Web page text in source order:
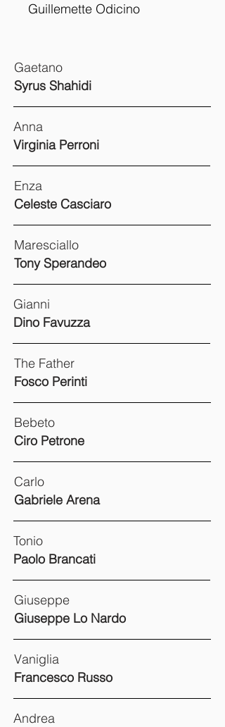
Guillemette Odicino
CAST
Gaetano
Syrus Shahidi
Anna
Virginia Perroni
Enza
Celeste Casciaro
Maresciallo
Tony Sperandeo
Gianni
Dino Favuzza
The Father
Fosco Perinti
Bebeto
Ciro Petrone
Carlo
Gabriele Arena
Tonio
Paolo Brancati
Giuseppe
Giuseppe Lo Nardo
Vaniglia
Francesco Russo
Andrea